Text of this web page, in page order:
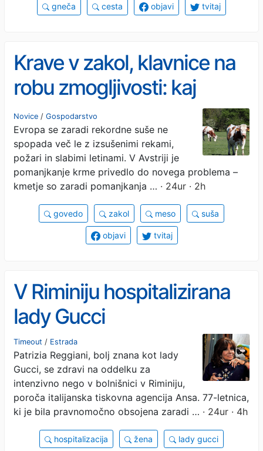
gneča cesta objavi tvitaj
Krave v zakol, klavnice na
robu zmogljivosti: kaj
bomo jedli?
Novice / Gospodarstvo
Evropa se zaradi rekordne suše ne
spopada več le z izsušenimi rekami,
požari in slabimi letinami. V Avstriji je
pomanjkanje krme privedlo do novega problema –
kmetje so zaradi pomanjkanja … · 24ur · 2h
govedo zakol meso suša
objavi tvitaj
V Riminiju hospitalizirana
lady Gucci
Timeout / Estrada
Patrizia Reggiani, bolj znana kot lady
Gucci, se zdravi na oddelku za
intenzivno nego v bolnišnici v Riminiju,
poroča italijanska tiskovna agencija Ansa. 77-letnica,
ki je bila pravnomočno obsojena zaradi … · 24ur · 4h
hospitalizacija žena lady gucci